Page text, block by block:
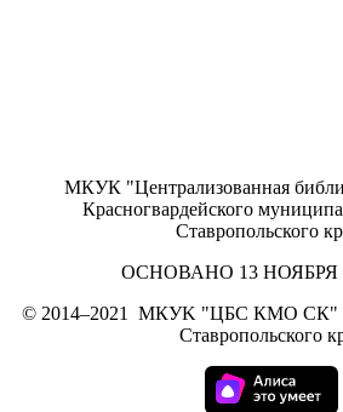
МКУК "Централизованная
Красногвардейского
Ставропольского
ОСНОВАНО 13 НОЯБРЯ
© 2014–2021
МКУK "ЦБС КМО СК"
Ставропольского